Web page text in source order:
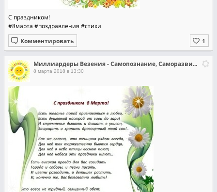
С праздником!
#8марта #поздравления #стихи
Комментировать
Миллиардеры Везения - Самопознание, Саморазвитие, Самореализация
8 марта 2018 в 13:30